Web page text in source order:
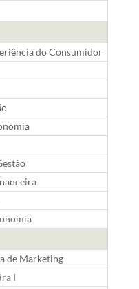
do Consumidor
de Marketing
I